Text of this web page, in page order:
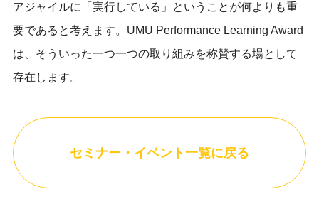
アジャイルに「実行している」ということが何よりも重
要であると考えます。UMU Performance Learning Award
は、そういった一つ一つの取り組みを称賛する場として
存在します。
セミナー・イベント一覧に戻る